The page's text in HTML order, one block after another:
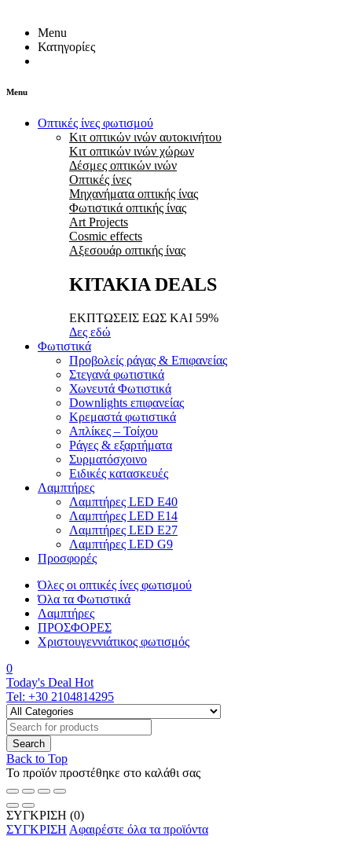
Menu
Κατηγορίες
Menu
Οπτικές ίνες φωτισμού
Κιτ οπτικών ινών αυτοκινήτου
Κιτ οπτικών ινών χώρων
Δέσμες οπτικών ινών
Οπτικές ίνες
Μηχανήματα οπτικής ίνας
Φωτιστικά οπτικής ίνας
Art Projects
Cosmic effects
Αξεσουάρ οπτικής ίνας
ΚΙΤΑΚΙΑ DEALS
ΕΚΠΤΩΣΕΙΣ ΕΩΣ ΚΑΙ 59%
Δες εδώ
Φωτιστικά
Προβολείς ράγας & Επιφανείας
Στεγανά φωτιστικά
Χωνευτά Φωτιστικά
Downlights επιφανείας
Κρεμαστά φωτιστικά
Απλίκες – Τοίχου
Ράγες & εξαρτήματα
Συρματόσχοινο
Ειδικές κατασκευές
Λαμπτήρες
Λαμπτήρες LED E40
Λαμπτήρες LED E14
Λαμπτήρες LED E27
Λαμπτήρες LED G9
Προσφορές
Όλες οι οπτικές ίνες φωτισμού
Όλα τα Φωτιστικά
Λαμπτήρες
ΠΡΟΣΦΟΡΕΣ
Χριστουγεννιάτικος φωτισμός
0
Today's Deal Hot
Tel: +30 2104814295
Back to Top
Το προϊόν προστέθηκε στο καλάθι σας
ΣΥΓΚΡΙΣΗ (0)
ΣΥΓΚΡΙΣΗ Αφαιρέστε όλα τα προϊόντα